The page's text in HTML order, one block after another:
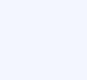
HD rất tốt mà bạn có
cửa hoặc cơ sở